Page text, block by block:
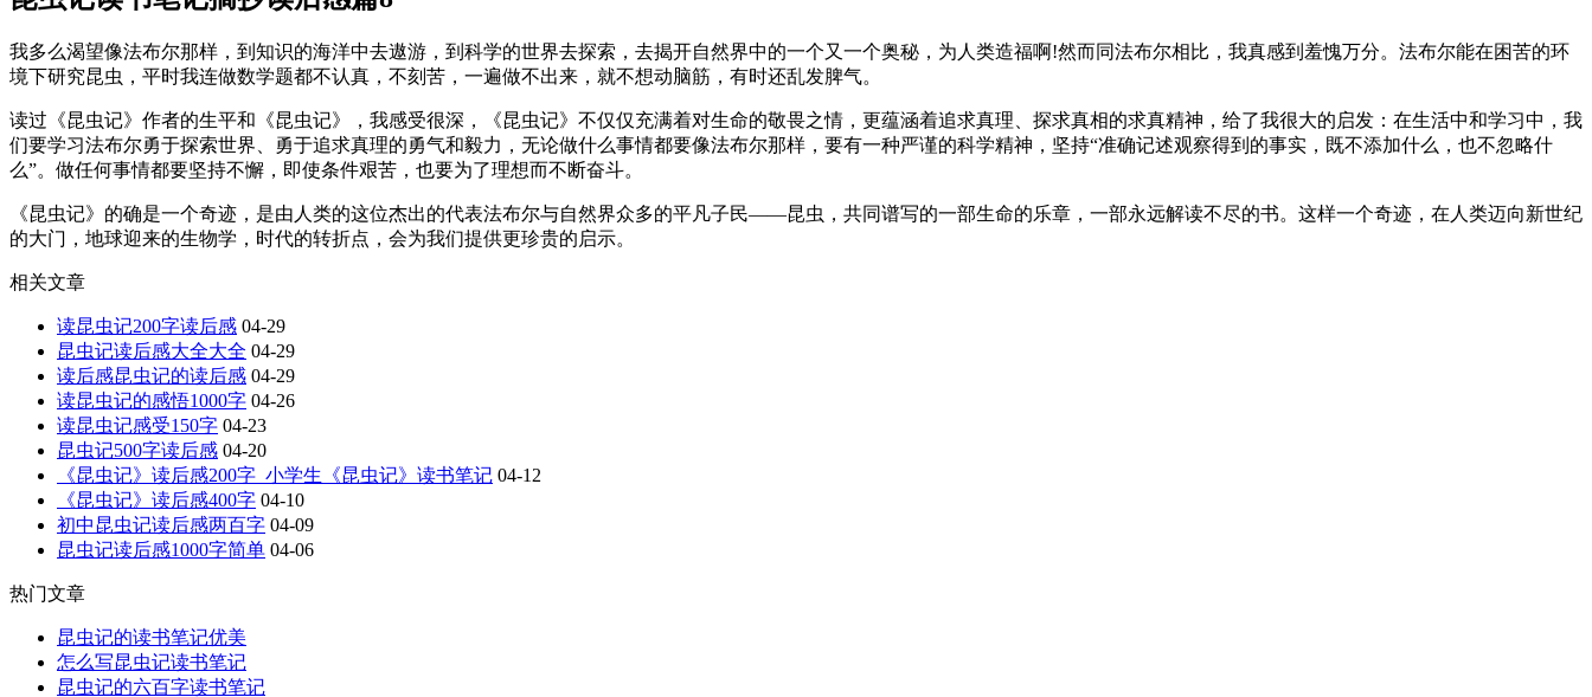
我多么渴望像法布尔那样，到知识的海洋中去遨游，到科学的世界去探索，去揭开自然界中的一个又一个奥秘，为人类造福啊!然而同法布尔相比，我真感到羞愧万分。法布尔能在困苦的环
境下研究昆虫，平时我连做数学题都不认真，不刻苦，一遍做不出来，就不想动脑筋，有时还乱发脾气。
读过《昆虫记》作者的生平和《昆虫记》，我感受很深，《昆虫记》不仅仅充满着对生命的敬畏之情，更蕴涵着追求真理、探求真相的求真精神，给了我很大的启发：在生活中和学习中，我
们要学习法布尔勇于探索世界、勇于追求真理的勇气和毅力，无论做什么事情都要像法布尔那样，要有一种严谨的科学精神，坚持“准确记述观察得到的事实，既不添加什么，也不忽略什
么”。做任何事情都要坚持不懈，即使条件艰苦，也要为了理想而不断奋斗。
《昆虫记》的确是一个奇迹，是由人类的这位杰出的代表法布尔与自然界众多的平凡子民——昆虫，共同谱写的一部生命的乐章，一部永远解读不尽的书。这样一个奇迹，在人类迈向新世纪
的大门，地球迎来的生物学，时代的转折点，会为我们提供更珍贵的启示。
相关文章
读昆虫记200字读后感 04-29
昆虫记读后感大全大全 04-29
读后感昆虫记的读后感 04-29
读昆虫记的感悟1000字 04-26
读昆虫记感受150字 04-23
昆虫记500字读后感 04-20
《昆虫记》读后感200字_小学生《昆虫记》读书笔记 04-12
《昆虫记》读后感400字 04-10
初中昆虫记读后感两百字 04-09
昆虫记读后感1000字简单 04-06
热门文章
昆虫记的读书笔记优美
怎么写昆虫记读书笔记
昆虫记的六百字读书笔记